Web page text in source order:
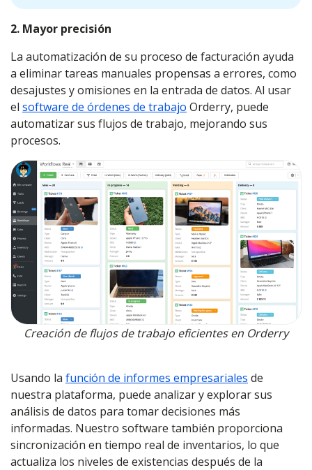
2. Mayor precisión
La automatización de su proceso de facturación ayuda
a eliminar tareas manuales propensas a errores, como
desajustes y omisiones en la entrada de datos. Al usar
el software de órdenes de trabajo Orderry, puede
automatizar sus flujos de trabajo, mejorando sus
procesos.
Creación de flujos de trabajo eficientes en Orderry
Usando la función de informes empresariales de
nuestra plataforma, puede analizar y explorar sus
análisis de datos para tomar decisiones más
informadas. Nuestro software también proporciona
sincronización en tiempo real de inventarios, lo que
actualiza los niveles de existencias después de la